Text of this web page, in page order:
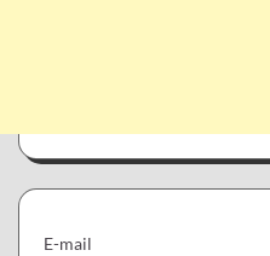
E-mail